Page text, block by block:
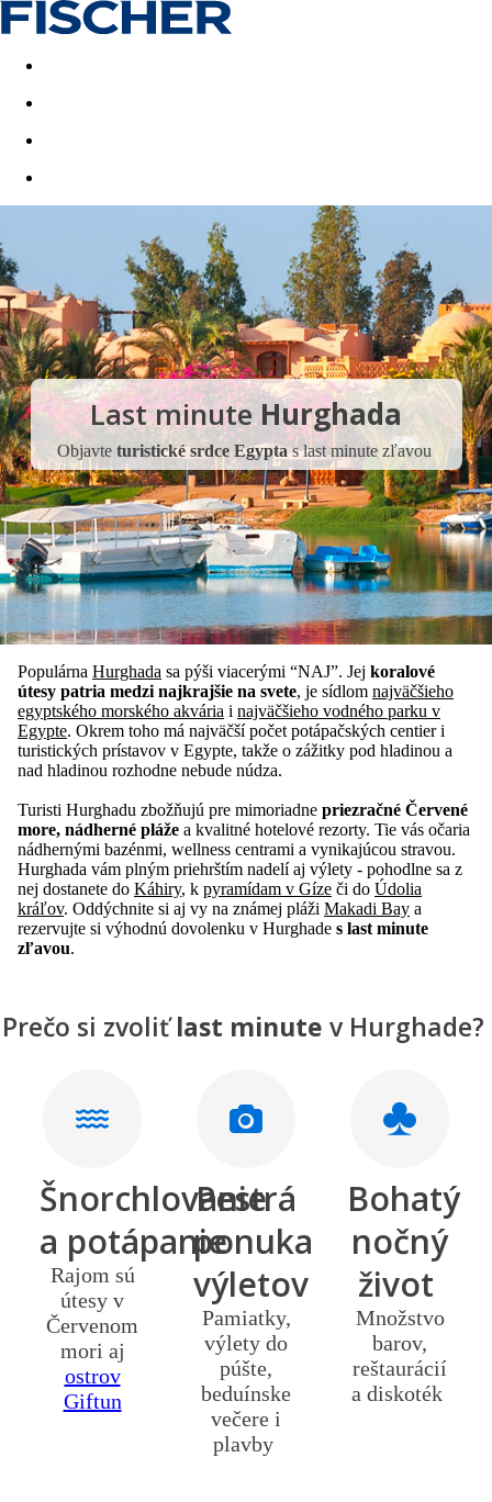
Last minute Dovolenkové kluby
Last minuteHurghada
Objavteturistické srdce Egyptas last minute zľavou
Populárna Hurghada sa pýši viacerými “NAJ”. Jej koralové
útesy patria medzi najkrajšie na svete, je sídlom najväčšieho
egyptského morského akvária i najväčšieho vodného parku v
Egypte. Okrem toho má najväčší počet potápačských centier i
turistických prístavov v Egypte, takže o zážitky pod hladinou a
nad hladinou rozhodne nebude núdza.
Turisti Hurghadu zbožňujú pre mimoriadne priezračné Červené
more, nádherné pláže a kvalitné hotelové rezorty. Tie vás očaria
nádhernými bazénmi, wellness centrami a vynikajúcou stravou.
Hurghada vám plným priehrštím nadelí aj výlety - pohodlne sa z
nej dostanete do Káhiry, k pyramídam v Gíze či do Údolia
kráľov. Oddýchnite si aj vy na známej pláži Makadi Bay a
rezervujte si výhodnú dovolenku v Hurghade s last minute
zľavou.
Prečo si zvoliťlast minute v Hurghade?
Šnorchlovanie
a potápanie
Rajom sú
útesy v
Červenom
mori aj
ostrov
Giftun
Pestrá
ponuka
výletov
Pamiatky,
výlety do
púšte,
beduínske
večere i
plavby
Bohatý
nočný
život
Množstvo
barov,
reštaurácií
a diskoték